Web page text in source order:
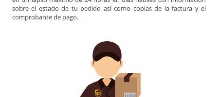
sobre el estado de tu pedido así como copias de la factura y el
comprobante de pago.